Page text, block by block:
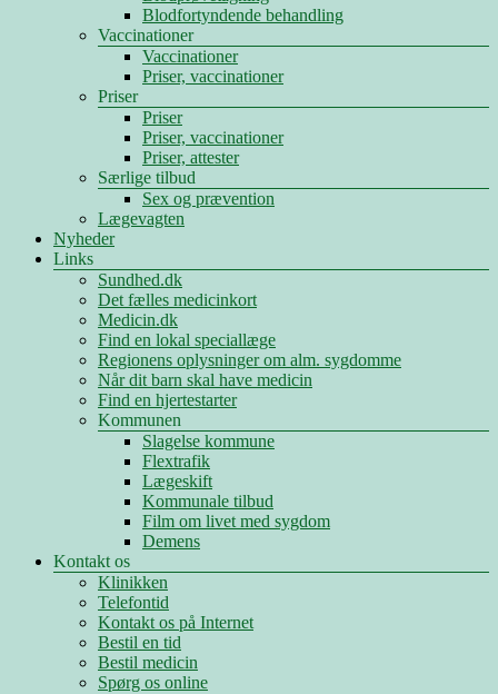
Blodfortyndende behandling
Vaccinationer
Vaccinationer
Priser, vaccinationer
Priser
Priser
Priser, vaccinationer
Priser, attester
Særlige tilbud
Sex og prævention
Lægevagten
Nyheder
Links
Sundhed.dk
Det fælles medicinkort
Medicin.dk
Find en lokal speciallæge
Regionens oplysninger om alm. sygdomme
Når dit barn skal have medicin
Find en hjertestarter
Kommunen
Slagelse kommune
Flextrafik
Lægeskift
Kommunale tilbud
Film om livet med sygdom
Demens
Kontakt os
Klinikken
Telefontid
Kontakt os på Internet
Bestil en tid
Bestil medicin
Spørg os online